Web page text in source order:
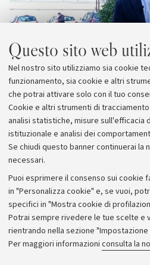
Questo sito web
Nel nostro sito utilizziamo sia cookie
funzionamento, sia cookie e altri
che potrai attivare solo con il tuo
Cookie e altri strumenti di
analisi statistiche, misure sull'efficacia
istituzionale e analisi dei
Se chiudi questo banner continuerai la
necessari.
Puoi esprimere il consenso sui cookie
in "Personalizza cookie" e, se vuoi,
specifici in "Mostra cookie di
Potrai sempre rivedere le tue scelte e
rientrando nella sezione
Per maggiori informazioni consulta la
Archivio
Comunicati
Rassegna